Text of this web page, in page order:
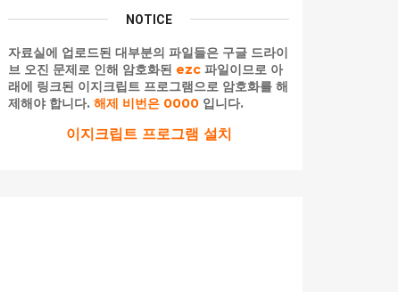
NOTICE
자료실에 업로드된 대부분의 파일들은 구글 드라이
브 오진 문제로 인해 암호화된 ezc 파일이므로 아
래에 링크된 이지크립트 프로그램으로 암호화를 해
제해야 합니다. 해제 비번은 0000 입니다.
이지크립트 프로그램 설치